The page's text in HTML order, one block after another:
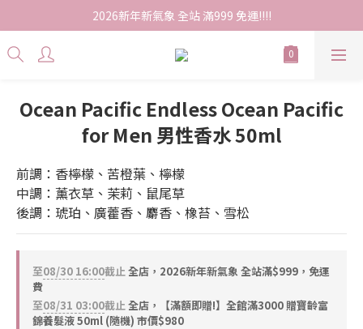
2026新年新氣象 全站 滿999 免運!!!!
Ocean Pacific Endless Ocean Pacific
for Men 男性香水 50ml
前調：香檸檬、苦橙葉、檸檬
中調：薰衣草、茉莉、鼠尾草
後調：琥珀、廣藿香、麝香、橡苔、雪松
至08/30 16:00截止全店，2026新年新氣象 全站滿$999，免運
費
至08/31 03:00截止全店，【滿額即贈!】全館滿3000 贈寶齡富
錦養髮液 50ml (隨機) 市價$980